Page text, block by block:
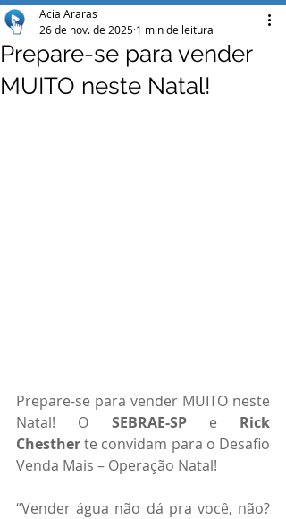
Prepare-se para vender
MUITO neste Natal!
Acia Araras
26 de nov. de 2025 1 min de leitura
Prepare-se para vender MUITO neste
Natal! O SEBRAE-SP e Rick
Chesther te convidam para o Desafio
Venda Mais – Operação Natal!
“Vender água não dá pra você, não?